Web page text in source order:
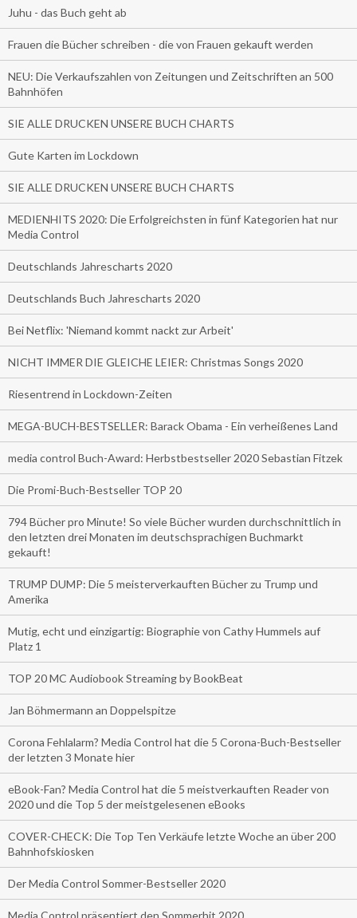
Juhu - das Buch geht ab
Frauen die Bücher schreiben - die von Frauen gekauft werden
NEU: Die Verkaufszahlen von Zeitungen und Zeitschriften an 500
Bahnhöfen
SIE ALLE DRUCKEN UNSERE BUCH CHARTS
Gute Karten im Lockdown
SIE ALLE DRUCKEN UNSERE BUCH CHARTS
MEDIENHITS 2020: Die Erfolgreichsten in fünf Kategorien hat nur
Media Control
Deutschlands Jahrescharts 2020
Deutschlands Buch Jahrescharts 2020
Bei Netflix: 'Niemand kommt nackt zur Arbeit'
NICHT IMMER DIE GLEICHE LEIER: Christmas Songs 2020
Riesentrend in Lockdown-Zeiten
MEGA-BUCH-BESTSELLER: Barack Obama - Ein verheißenes Land
media control Buch-Award: Herbstbestseller 2020 Sebastian Fitzek
Die Promi-Buch-Bestseller TOP 20
794 Bücher pro Minute! So viele Bücher wurden durchschnittlich in
den letzten drei Monaten im deutschsprachigen Buchmarkt
gekauft!
TRUMP DUMP: Die 5 meisterverkauften Bücher zu Trump und
Amerika
Mutig, echt und einzigartig: Biographie von Cathy Hummels auf
Platz 1
TOP 20 MC Audiobook Streaming by BookBeat
Jan Böhmermann an Doppelspitze
Corona Fehlalarm? Media Control hat die 5 Corona-Buch-Bestseller
der letzten 3 Monate hier
eBook-Fan? Media Control hat die 5 meistverkauften Reader von
2020 und die Top 5 der meistgelesenen eBooks
COVER-CHECK: Die Top Ten Verkäufe letzte Woche an über 200
Bahnhofskiosken
Der Media Control Sommer-Bestseller 2020